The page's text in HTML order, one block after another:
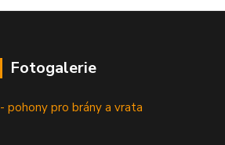
Fotogalerie
- pohony pro brány a vrata